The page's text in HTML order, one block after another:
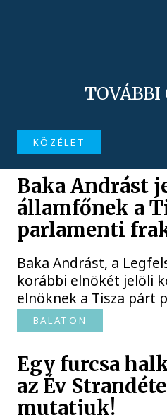
KÖZÉLET
Baka Andrást
államfőnek a
parlamenti
Baka Andrást, a
korábbi elnökét jelöli
elnöknek a Tisza párt
BALATON
Egy furcsa
az Év
mutatjuk!